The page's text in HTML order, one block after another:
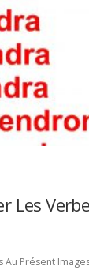
Les
Présent